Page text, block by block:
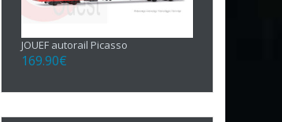
JOUEF autorail Picasso
169.90€